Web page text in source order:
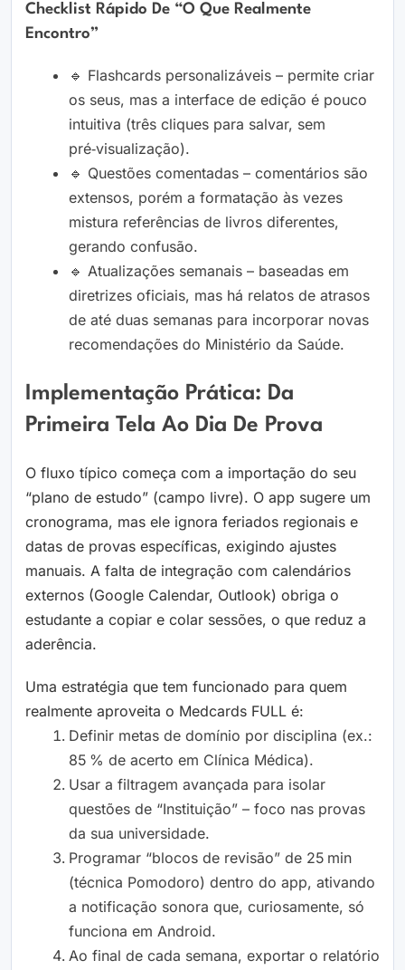
Checklist Rápido De “o Que Realmente
Encontro”
🔹 Flashcards personalizáveis – permite criar
os seus, mas a interface de edição é pouco
intuitiva (três cliques para salvar, sem
pré‑visualização).
🔹 Questões comentadas – comentários são
extensos, porém a formatação às vezes
mistura referências de livros diferentes,
gerando confusão.
🔹 Atualizações semanais – baseadas em
diretrizes oficiais, mas há relatos de atrasos
de até duas semanas para incorporar novas
recomendações do Ministério da Saúde.
Implementação Prática: Da
Primeira Tela Ao Dia De Prova
O fluxo típico começa com a importação do seu
“plano de estudo” (campo livre). O app sugere um
cronograma, mas ele ignora feriados regionais e
datas de provas específicas, exigindo ajustes
manuais. A falta de integração com calendários
externos (Google Calendar, Outlook) obriga o
estudante a copiar e colar sessões, o que reduz a
aderência.
Uma estratégia que tem funcionado para quem
realmente aproveita o Medcards FULL é:
Definir metas de domínio por disciplina (ex.:
85 % de acerto em Clínica Médica).
Usar a filtragem avançada para isolar
questões de “Instituição” – foco nas provas
da sua universidade.
Programar “blocos de revisão” de 25 min
(técnica Pomodoro) dentro do app, ativando
a notificação sonora que, curiosamente, só
funciona em Android.
Ao final de cada semana, exportar o relatório